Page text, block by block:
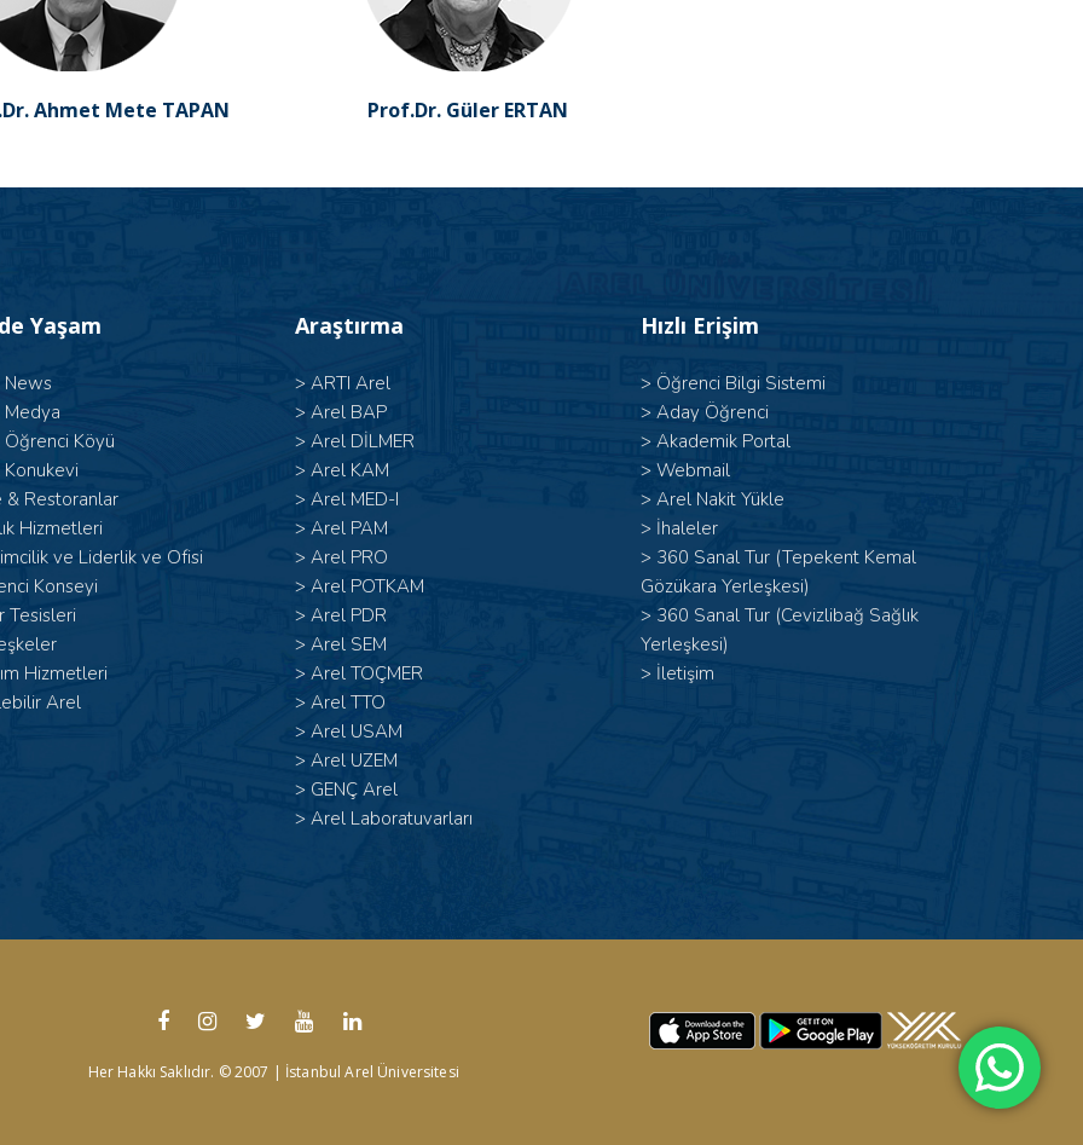
Ahmet Mete TAPAN Prof.Dr. Güler ERTAN
Yaşam
Köyü
& Restoranlar
Hizmetleri
ve Liderlik ve Ofisi
Konseyi
Tesisleri
Hizmetleri
Arel
Araştırma
> ARTI Arel
> Arel BAP
> Arel DİLMER
> Arel KAM
> Arel MED-I
> Arel PAM
> Arel PRO
> Arel POTKAM
> Arel PDR
> Arel SEM
> Arel TOÇMER
> Arel TTO
> Arel USAM
> Arel UZEM
> GENÇ Arel
> Arel Laboratuvarları
Hızlı Erişim
> Öğrenci Bilgi Sistemi
> Aday Öğrenci
> Akademik Portal
> Webmail
> Arel Nakit Yükle
> İhaleler
> 360 Sanal Tur (Tepekent Kemal
Gözükara Yerleşkesi)
> 360 Sanal Tur (Cevizlibağ Sağlık
Yerleşkesi)
> İletişim
Her Hakkı Saklıdır. © 2007 | İstanbul Arel Üniversitesi